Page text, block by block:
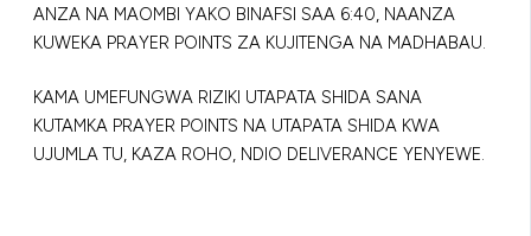
ANZA NA MAOMBI YAKO BINAFSI SAA 6:40, NAANZA
KUWEKA PRAYER POINTS ZA KUJITENGA NA MADHABAU.
KAMA UMEFUNGWA RIZIKI UTAPATA SHIDA SANA
KUTAMKA PRAYER POINTS NA UTAPATA SHIDA KWA
UJUMLA TU, KAZA ROHO, NDIO DELIVERANCE YENYEWE.